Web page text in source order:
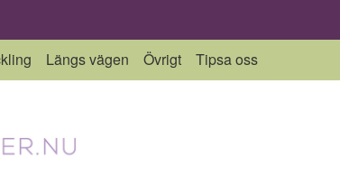
Längs vägen Övrigt Tipsa oss